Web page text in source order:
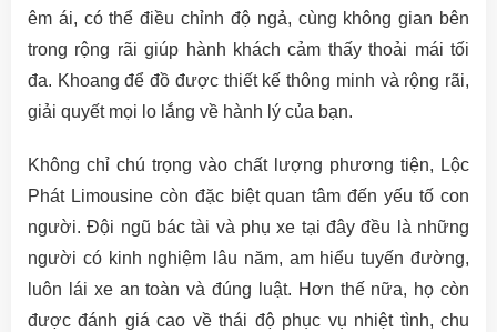
êm ái, có thể điều chỉnh độ ngả, cùng không gian bên
trong rộng rãi giúp hành khách cảm thấy thoải mái tối
đa. Khoang để đồ được thiết kế thông minh và rộng rãi,
giải quyết mọi lo lắng về hành lý của bạn.
Không chỉ chú trọng vào chất lượng phương tiện, Lộc
Phát Limousine còn đặc biệt quan tâm đến yếu tố con
người. Đội ngũ bác tài và phụ xe tại đây đều là những
người có kinh nghiệm lâu năm, am hiểu tuyến đường,
luôn lái xe an toàn và đúng luật. Hơn thế nữa, họ còn
được đánh giá cao về thái độ phục vụ nhiệt tình, chu